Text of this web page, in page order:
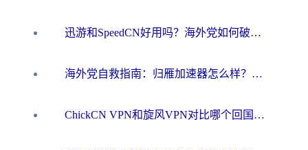
迅游和SpeedCN好用吗？海外党如何破解那道看不见的墙
海外党自救指南：归雁加速器怎么样？教你避开坑实现国内资源无缝访问
ChickCN VPN和旋风VPN对比哪个回国效果更好？海外用户的选择困境与出路